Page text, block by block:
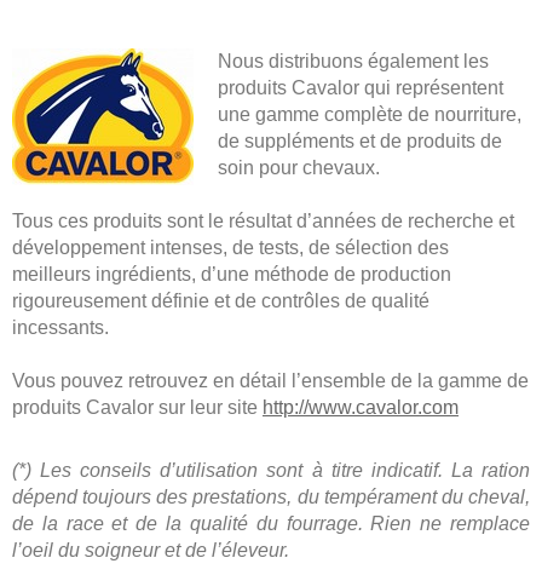
Nous distribuons également les
produits Cavalor qui représentent
une gamme complète de nourriture,
de suppléments et de produits de
soin pour chevaux.
Tous ces produits sont le résultat d’années de recherche et
développement intenses, de tests, de sélection des
meilleurs ingrédients, d’une méthode de production
rigoureusement définie et de contrôles de qualité
incessants.
Vous pouvez retrouvez en détail l’ensemble de la gamme de
produits Cavalor sur leur site http://www.cavalor.com
(*) Les conseils d’utilisation sont à titre indicatif. La ration
dépend toujours des prestations, du tempérament du cheval,
de la race et de la qualité du fourrage. Rien ne remplace
l’oeil du soigneur et de l’éleveur.